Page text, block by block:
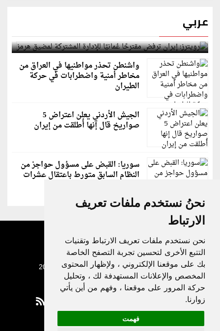
نحنُ نستخدم ملفات تعريف
الارتباط
نحن نستخدم ملفات تعريف الارتباط وتقنيات
التتبع الأخرى لتحسين تجربة التصفح الخاصة
بك على موقعنا الإلكتروني ، ولإظهار المحتوى
المخصص والإعلانات المستهدفة لك ، وتحليل
حركة المرور على موقعنا ، وفهم من أين يأتي
زوارنا.
فهمت
عربي
رويترز: إيران ترفض مقترحًا عُمانيًا للإدارة المشتركة
لمضيق هرمز
واشنطن تحذر مواطنيها في العراق من
مخاطر أمنية واضطرابات في حركة
الطيران
الجيش الأردني يعلن اعتراض 5
صواريخ قال إنها أُطلقت من إيران
سوريا: القبض على مسؤول حواجز من
النظام السابق متورط باعتقال عشرات
جميع الحقوق محفوظة لدنيا الوطن © 2003 - 2022
Privacy Policy